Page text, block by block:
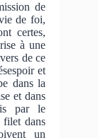
de
de foi,
certes,
à une
de ce
et
dans la
et dans
par le
filet dans
un